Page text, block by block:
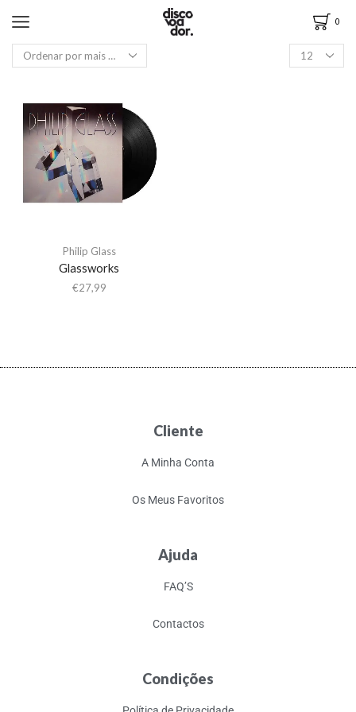
0
Philip Glass
Glassworks
€27,99
Cliente
A Minha Conta
Os Meus Favoritos
Ajuda
FAQ’S
Contactos
Condições